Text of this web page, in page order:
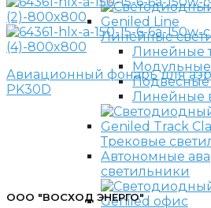
Линейные
Линейные
Линейные
Трековые
Автономные
светильники
Авиационный фонарь для
PK30D
ООО "ВОСХОД ЭНЕРГО"